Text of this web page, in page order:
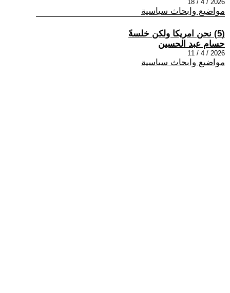
2026 / 4 / 18
مواضيع وابحاث سياسية
(5) نحن امريكا ولكن خلسةً
حسام عبد الحسين
2026 / 4 / 11
مواضيع وابحاث سياسية